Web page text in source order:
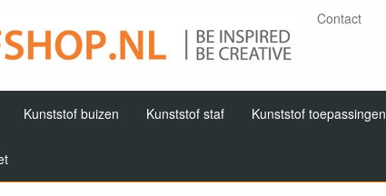
Contact
Kunststof buizen Kunststof staf Kunststof toepassingen